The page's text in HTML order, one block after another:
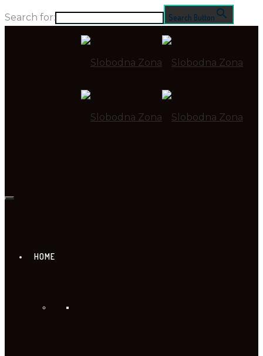
Search for: Search Button
HOME